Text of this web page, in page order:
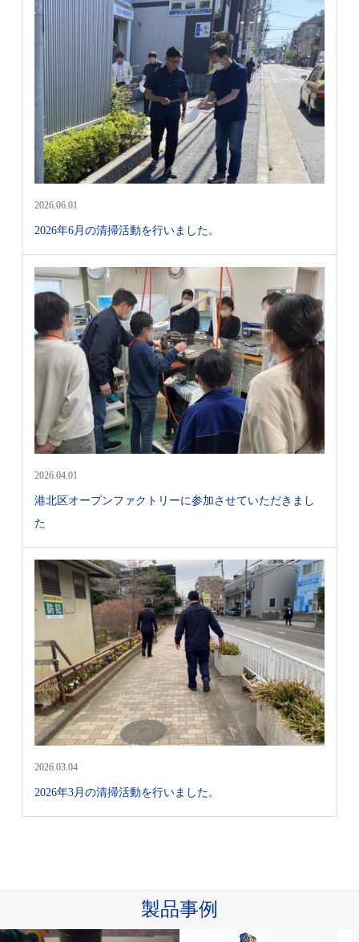
2026.06.01
2026年6月の清掃活動を行いました。
2026.04.01
港北区オープンファクトリーに参加させていただきまし
た
2026.03.04
2026年3月の清掃活動を行いました。
製品事例